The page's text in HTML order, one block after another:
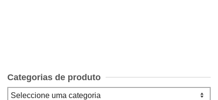
Categorias de produto